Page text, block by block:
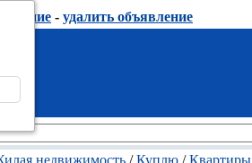
- удалить объявление
недвижимость /Куплю /Квартиры